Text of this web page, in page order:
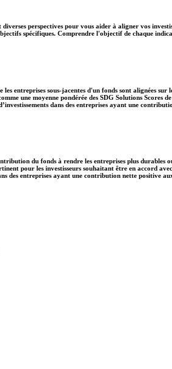
perspectives pour vous aider à aligner vos
spécifiques. Comprendre l'objectif de chaque
les entreprises sous-jacentes d'un fonds sont alignées
une moyenne pondérée des SDG Solutions
dans des entreprises ayant une
du fonds à rendre les entreprises plus
pour les investisseurs souhaitant être en accord
des entreprises ayant une contribution nette